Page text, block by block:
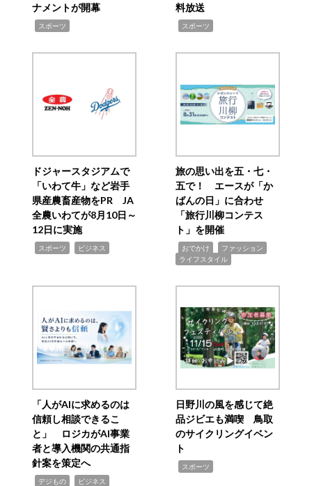
ナメントが開幕
スポーツ
料放送
スポーツ
ドジャースタジアムで
「いわて牛」など岩手
県産農畜産物をPR JA
全農いわてが8月10日～
12日に実施
スポーツ ビジネス
旅の思い出を五・七・
五で！ エースが「か
ばんの日」に合わせ
「旅行川柳コンテス
ト」を開催
おでかけ ファッション
ライフスタイル
「人がAIに求めるのは
信頼し相談できるこ
と」 ロジカがAI事業
者と導入機関の共通指
針案を策定へ
デジもの ビジネス
日野川の風を感じて絶
品ジビエも満喫 鳥取
のサイクリングイベン
ト
スポーツ